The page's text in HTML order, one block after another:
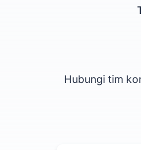
Hubungi tim